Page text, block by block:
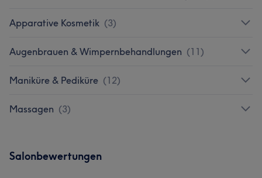
Apparative Kosmetik (3)
Augenbrauen & Wimpernbehandlungen (11)
Maniküre & Pediküre (12)
Massagen (3)
Salonbewertungen